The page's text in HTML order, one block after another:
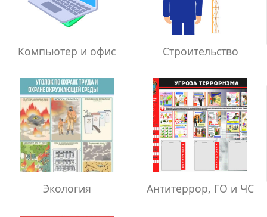
Компьютер и офис Строительство
Экология Антитеррор, ГО и ЧС